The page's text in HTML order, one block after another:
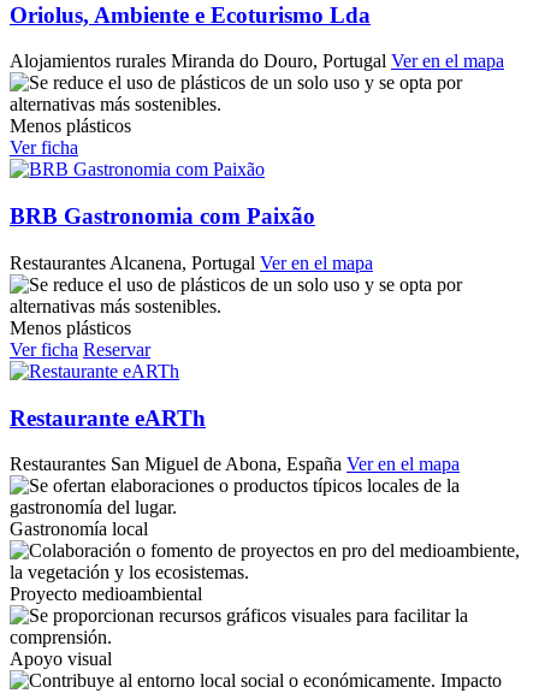
Oriolus, Ambiente e Ecoturismo Lda
Alojamientos rurales Miranda do Douro, Portugal Ver en el mapa
Menos plásticos
Ver ficha
BRB Gastronomia com Paixão
Restaurantes Alcanena, Portugal Ver en el mapa
Menos plásticos
Ver ficha Reservar
Restaurante eARTh
Restaurantes San Miguel de Abona, España Ver en el mapa
Gastronomía local
Proyecto medioambiental
Apoyo visual
Impacto